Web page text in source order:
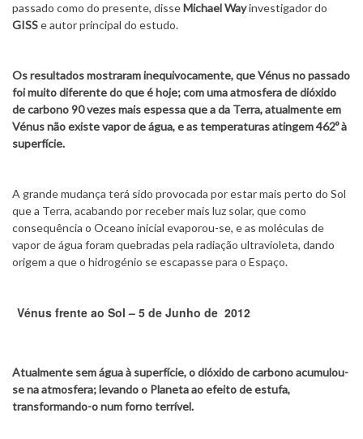
passado como do presente, disseMichael Wayinvestigador do
GISSe autor principal do estudo.
Os resultados mostraram inequivocamente, que Vénus no passado
foi muito diferente do que é hoje; com uma atmosfera de dióxido
de carbono 90 vezes mais espessa que a da Terra, atualmente em
Vénus não existe vapor de água, e as temperaturas atingem 462º à
superfície.
A grande mudança terá sido provocada por estar mais perto do Sol
que a Terra, acabando por receber mais luz solar, que como
consequência o Oceano inicial evaporou-se, e as moléculas de
vapor de água foram quebradas pela radiação ultravioleta, dando
origem a que o hidrogénio se escapasse para o Espaço.
Vénus frente ao Sol – 5 de Junho de 2012
Atualmente sem água à superfície, o dióxido de carbono acumulou-
se na atmosfera; levando o Planeta ao efeito de estufa,
transformando-o num forno terrível.